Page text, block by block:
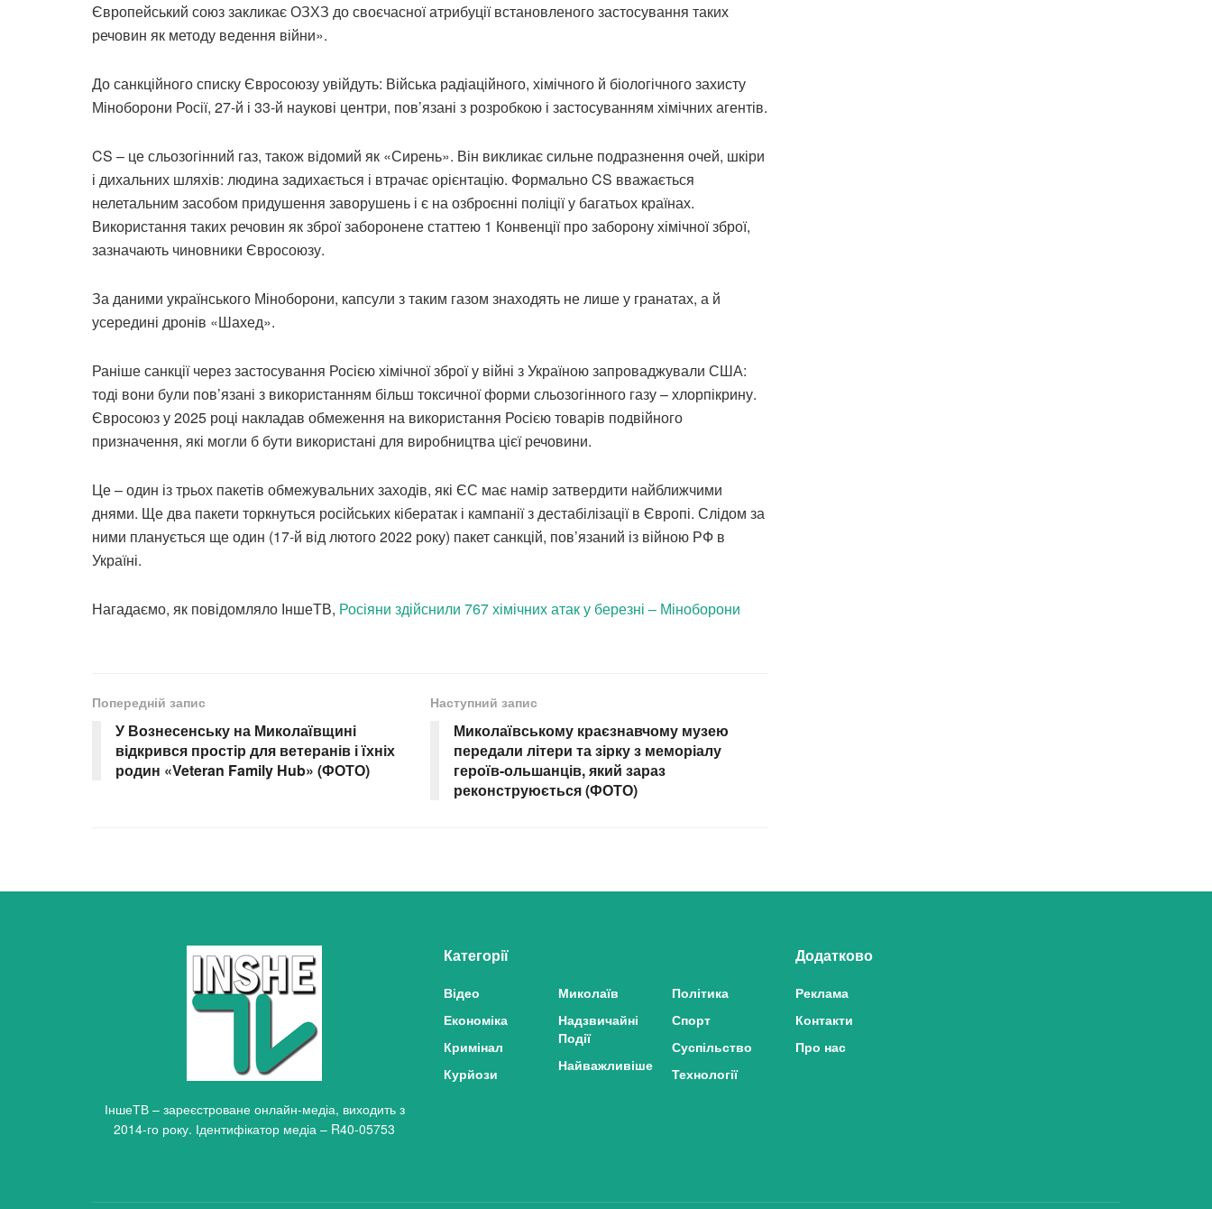
Європейський союз закликає ОЗХЗ до своєчасної атрибуції встановленого застосування таких
речовин як методу ведення війни».
До санкційного списку Євросоюзу увійдуть: Війська радіаційного, хімічного й біологічного захисту
Міноборони Росії, 27-й і 33-й наукові центри, пов’язані з розробкою і застосуванням хімічних агентів.
CS – це сльозогінний газ, також відомий як «Сирень». Він викликає сильне подразнення очей, шкіри
і дихальних шляхів: людина задихається і втрачає орієнтацію. Формально CS вважається
нелетальним засобом придушення заворушень і є на озброєнні поліції у багатьох країнах.
Використання таких речовин як зброї заборонене статтею 1 Конвенції про заборону хімічної зброї,
зазначають чиновники Євросоюзу.
За даними українського Міноборони, капсули з таким газом знаходять не лише у гранатах, а й
усередині дронів «Шахед».
Раніше санкції через застосування Росією хімічної зброї у війні з Україною запроваджували США:
тоді вони були пов’язані з використанням більш токсичної форми сльозогінного газу – хлорпікрину.
Євросоюз у 2025 році накладав обмеження на використання Росією товарів подвійного
призначення, які могли б бути використані для виробництва цієї речовини.
Це – один із трьох пакетів обмежувальних заходів, які ЄС має намір затвердити найближчими
днями. Ще два пакети торкнуться російських кібератак і кампанії з дестабілізації в Європі. Слідом за
ними планується ще один (17-й від лютого 2022 року) пакет санкцій, пов’язаний із війною РФ в
Україні.
Нагадаємо, як повідомляло ІншеТВ, Росіяни здійснили 767 хімічних атак у березні – Міноборони
Попередній запис
У Вознесенську на Миколаївщині
відкрився простір для ветеранів і їхніх
родин «Veteran Family Hub» (ФОТО)
Наступний запис
Миколаївському краєзнавчому музею
передали літери та зірку з меморіалу
героїв-ольшанців, який зараз
реконструюється (ФОТО)
ІншеТВ – зареєстроване онлайн-медіа, виходить з
2014-го року. Ідентифікатор медіа – R40-05753
Категорії
Відео
Економіка
Кримінал
Курйози
Миколаїв
Надзвичайні
Події
Найважливіше
Політика
Спорт
Суспільство
Технології
Додатково
Реклама
Контакти
Про нас